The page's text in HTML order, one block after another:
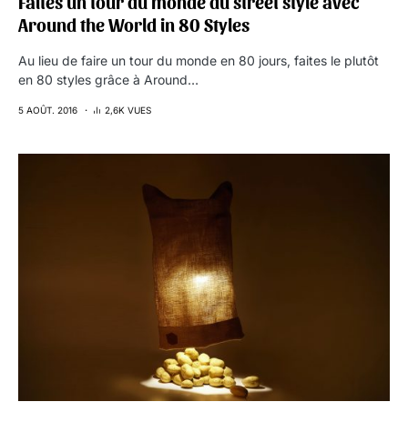
Around the World in 80 Styles
Au lieu de faire un tour du monde en 80 jours, faites le plutôt
en 80 styles grâce à Around…
5 AOÛT. 2016 2,6K VUES